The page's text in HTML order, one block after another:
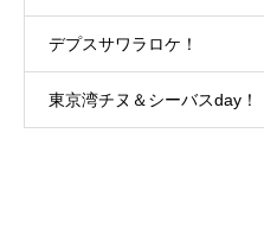
デプスサワラロケ！
東京湾チヌ＆シーバスday！